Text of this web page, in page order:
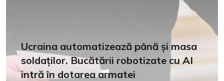
Ucraina automatizează până și masa
soldaților. Bucătării robotizate cu AI
intră în dotarea armatei